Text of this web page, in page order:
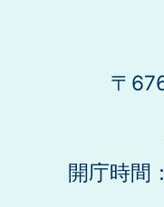
〒
開庁時間